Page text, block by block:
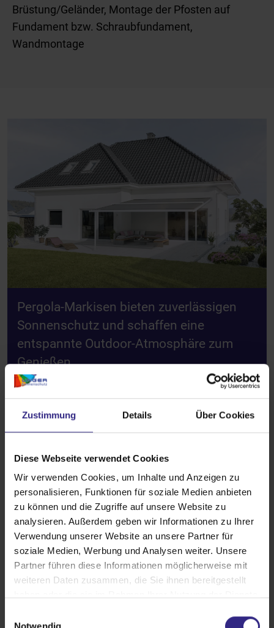
Zustimmung Details Über Cookies
Diese Webseite verwendet Cookies
Wir verwenden Cookies, um Inhalte und Anzeigen zu
personalisieren, Funktionen für soziale Medien anbieten
zu können und die Zugriffe auf unsere Website zu
analysieren. Außerdem geben wir Informationen zu Ihrer
Verwendung unserer Website an unsere Partner für
soziale Medien, Werbung und Analysen weiter. Unsere
Partner führen diese Informationen möglicherweise mit
weiteren Daten zusammen, die Sie ihnen bereitgestellt
Notwendig
Brüstung/Geländer, Montage der Pfosten auf
Fundament bzw. Schraubfundament,
Wandmontage
Pergola-Markisen bieten zuverlässigen
Sonnenschutz und schaffen eine
entspannte Outdoor-Atmosphäre zum
Genießen.